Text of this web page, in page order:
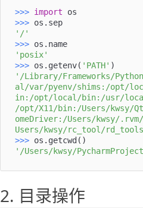
>>> import
>>>
'/'
>>>
'posix'
>>> os.getenv( 'PATH'
'/Library/Frameworks/
al/var/pyenv/shims:/opt/
in:/opt/local/bin:/usr/
/opt/X11/bin:/Users/kwsy/
omeDriver:/Users/kwsy/
Users/kwsy/rc_tool/
>>>
'/Users/kwsy/
2. 目录操作